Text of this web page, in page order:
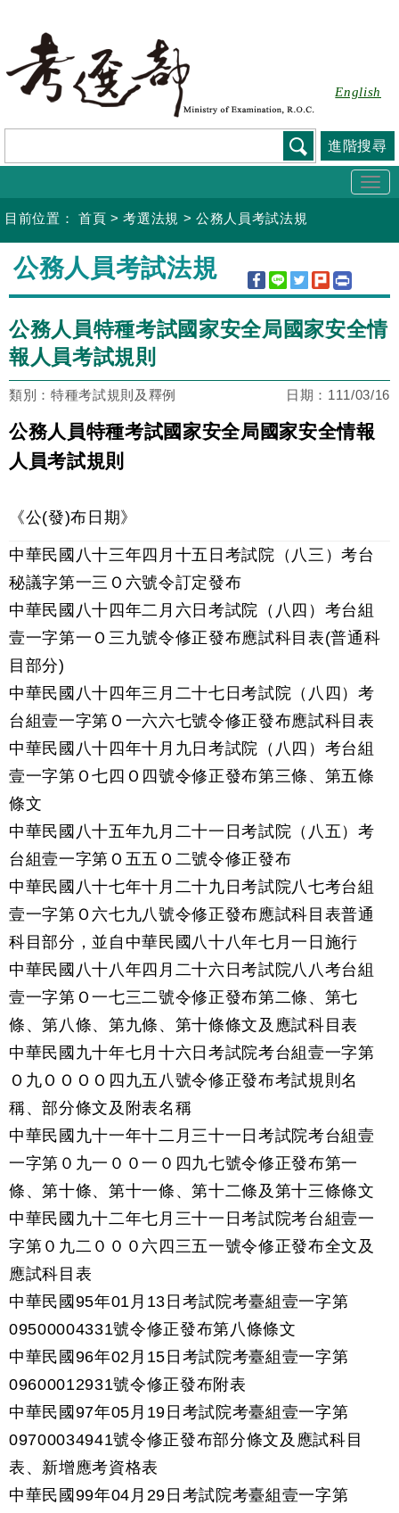
要
容
English
進階搜尋
目前位置： 首頁 >考選法規 >公務人員考試法規
:::
公務人員考試法規
公務人員特種考試國家安全局國家安全情
報人員考試規則
類別：特種考試規則及釋例 日期： 111/03/16
公務人員特種考試國家安全局國家安全情報
人員考試規則
《公(發)布日期》
中華民國八十三年四月十五日考試院（八三）考台
秘議字第一三Ｏ六號令訂定發布
中華民國八十四年二月六日考試院（八四）考台組
壹一字第一Ｏ三九號令修正發布應試科目表(普通科
目部分)
中華民國八十四年三月二十七日考試院（八四）考
台組壹一字第Ｏ一六六七號令修正發布應試科目表
中華民國八十四年十月九日考試院（八四）考台組
壹一字第Ｏ七四Ｏ四號令修正發布第三條、第五條
條文
中華民國八十五年九月二十一日考試院（八五）考
台組壹一字第Ｏ五五Ｏ二號令修正發布
中華民國八十七年十月二十九日考試院八七考台組
壹一字第Ｏ六七九八號令修正發布應試科目表普通
科目部分，並自中華民國八十八年七月一日施行
中華民國八十八年四月二十六日考試院八八考台組
壹一字第Ｏ一七三二號令修正發布第二條、第七
條、第八條、第九條、第十條條文及應試科目表
中華民國九十年七月十六日考試院考台組壹一字第
Ｏ九ＯＯＯＯ四九五八號令修正發布考試規則名
稱、部分條文及附表名稱
中華民國九十一年十二月三十一日考試院考台組壹
一字第０九一００一０四九七號令修正發布第一
條、第十條、第十一條、第十二條及第十三條條文
中華民國九十二年七月三十一日考試院考台組壹一
字第０九二０００六四三五一號令修正發布全文及
應試科目表
中華民國95年01月13日考試院考臺組壹一字第
09500004331號令修正發布第八條條文
中華民國96年02月15日考試院考臺組壹一字第
09600012931號令修正發布附表
中華民國97年05月19日考試院考臺組壹一字第
09700034941號令修正發布部分條文及應試科目
表、新增應考資格表
中華民國99年04月29日考試院考臺組壹一字第